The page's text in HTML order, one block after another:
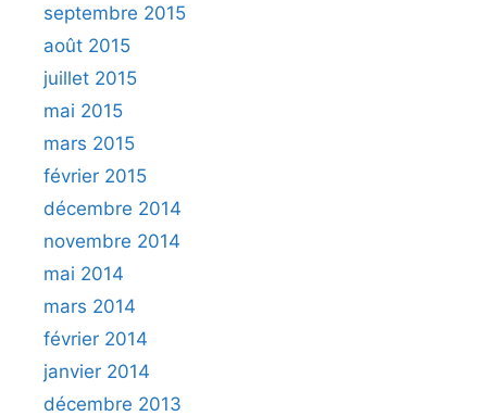
septembre 2015
août 2015
juillet 2015
mai 2015
mars 2015
février 2015
décembre 2014
novembre 2014
mai 2014
mars 2014
février 2014
janvier 2014
décembre 2013